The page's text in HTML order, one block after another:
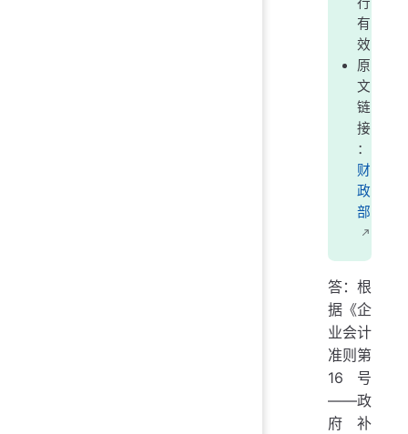
有
效
原
文
链
接
：
财
政
部
答：根
据《企
业会计
准则第
16号
——政
府补